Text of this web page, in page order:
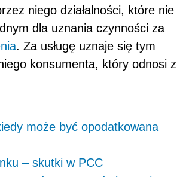
niego działalności, które nie
dla uznania czynności za
. Za usługę uznaje się tym
konsumenta, który odnosi z
może być opodatkowana
– skutki w PCC